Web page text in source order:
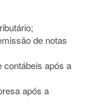
de notas
contábeis após a
após a